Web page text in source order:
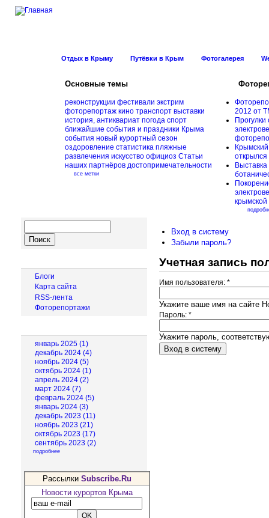
Отдых в Крыму Путёвки в Крым Фотогалерея
Основные темы
реконструкции фестивали экстрим
фоторепортаж кино транспорт выставки
история, антиквариат погода спорт
ближайшие события и праздники Крыма
события новый курортный сезон
оздоровление статистика пляжные
развлечения искусство официоз Статьи
наших партнёров достопримечательности
все метки
2012 от
Прогулки
крымской
Блоги
Карта сайта
RSS-лента
Фоторепортажи
январь 2025 (1)
декабрь 2024 (4)
ноябрь 2024 (5)
октябрь 2024 (1)
апрель 2024 (2)
март 2024 (7)
февраль 2024 (5)
январь 2024 (3)
декабрь 2023 (11)
ноябрь 2023 (21)
октябрь 2023 (17)
сентябрь 2023 (2)
подробнее
Рассылки Subscribe.Ru
Новости курортов Крыма
Вход в систему
Забыли пароль?
Учетная запись
Имя пользователя: *
Укажите ваше имя на сайте
Пароль: *
Укажите пароль,